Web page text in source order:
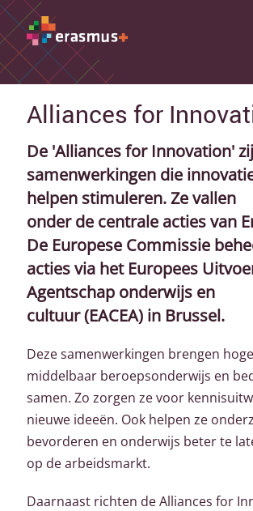
Alliances for
De 'Alliances for Innovation'
samenwerkingen die
helpen stimuleren. Ze vallen
onder de centrale acties van
De Europese Commissie
acties via het Europees
Agentschap onderwijs en
cultuur (EACEA) in Brussel.
Deze samenwerkingen brengen
middelbaar beroepsonderwijs en
samen. Zo zorgen ze voor
nieuwe ideeën. Ook helpen ze
bevorderen en onderwijs beter te
op de arbeidsmarkt.
Daarnaast richten de Alliances for